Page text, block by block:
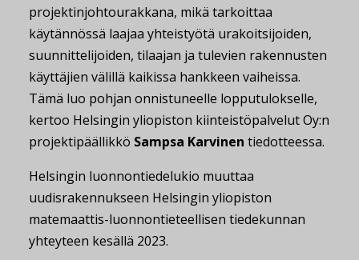
projektinjohtourakkana, mikä tarkoittaa
käytännössä laajaa yhteistyötä urakoitsijoiden,
suunnittelijoiden, tilaajan ja tulevien rakennusten
käyttäjien välillä kaikissa hankkeen vaiheissa.
Tämä luo pohjan onnistuneelle lopputulokselle,
kertoo Helsingin yliopiston kiinteistöpalvelut Oy:n
projektipäällikkö Sampsa Karvinen tiedotteessa.
Helsingin luonnontiedelukio muuttaa
uudisrakennukseen Helsingin yliopiston
matemaattis-luonnontieteellisen tiedekunnan
yhteyteen kesällä 2023.